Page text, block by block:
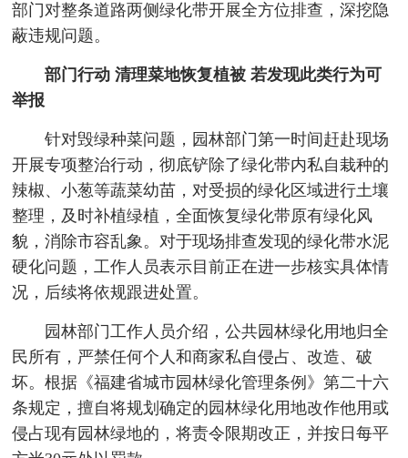
部门对整条道路两侧绿化带开展全方位排查，深挖隐
蔽违规问题。
部门行动 清理菜地恢复植被 若发现此类行为可
举报
针对毁绿种菜问题，园林部门第一时间赶赴现场
开展专项整治行动，彻底铲除了绿化带内私自栽种的
辣椒、小葱等蔬菜幼苗，对受损的绿化区域进行土壤
整理，及时补植绿植，全面恢复绿化带原有绿化风
貌，消除市容乱象。对于现场排查发现的绿化带水泥
硬化问题，工作人员表示目前正在进一步核实具体情
况，后续将依规跟进处置。
园林部门工作人员介绍，公共园林绿化用地归全
民所有，严禁任何个人和商家私自侵占、改造、破
坏。根据《福建省城市园林绿化管理条例》第二十六
条规定，擅自将规划确定的园林绿化用地改作他用或
侵占现有园林绿地的，将责令限期改正，并按日每平